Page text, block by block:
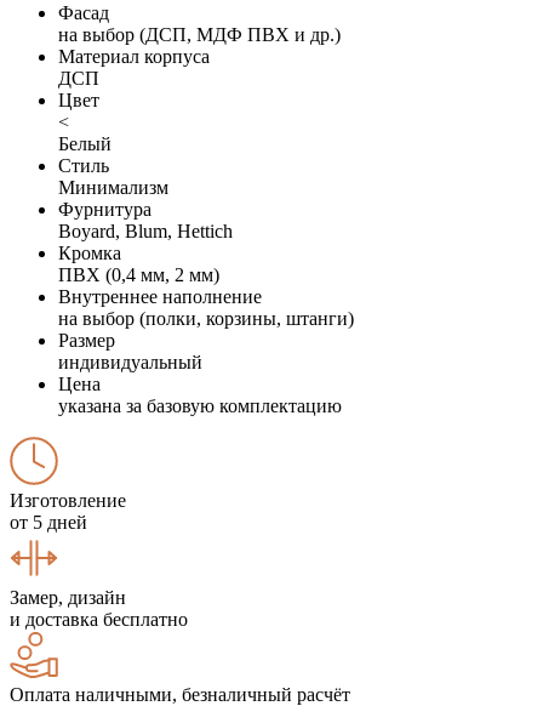
Фасад
на выбор (ДСП, МДФ ПВХ и др.)
Материал корпуса
ДСП
Цвет
<
Белый
Стиль
Минимализм
Фурнитура
Boyard, Blum, Hettich
Кромка
ПВХ (0,4 мм, 2 мм)
Внутреннее наполнение
на выбор (полки, корзины, штанги)
Размер
индивидуальный
Цена
указана за базовую комплектацию
Изготовление
от 5 дней
Замер, дизайн
и доставка бесплатно
Оплата наличными, безналичный расчёт